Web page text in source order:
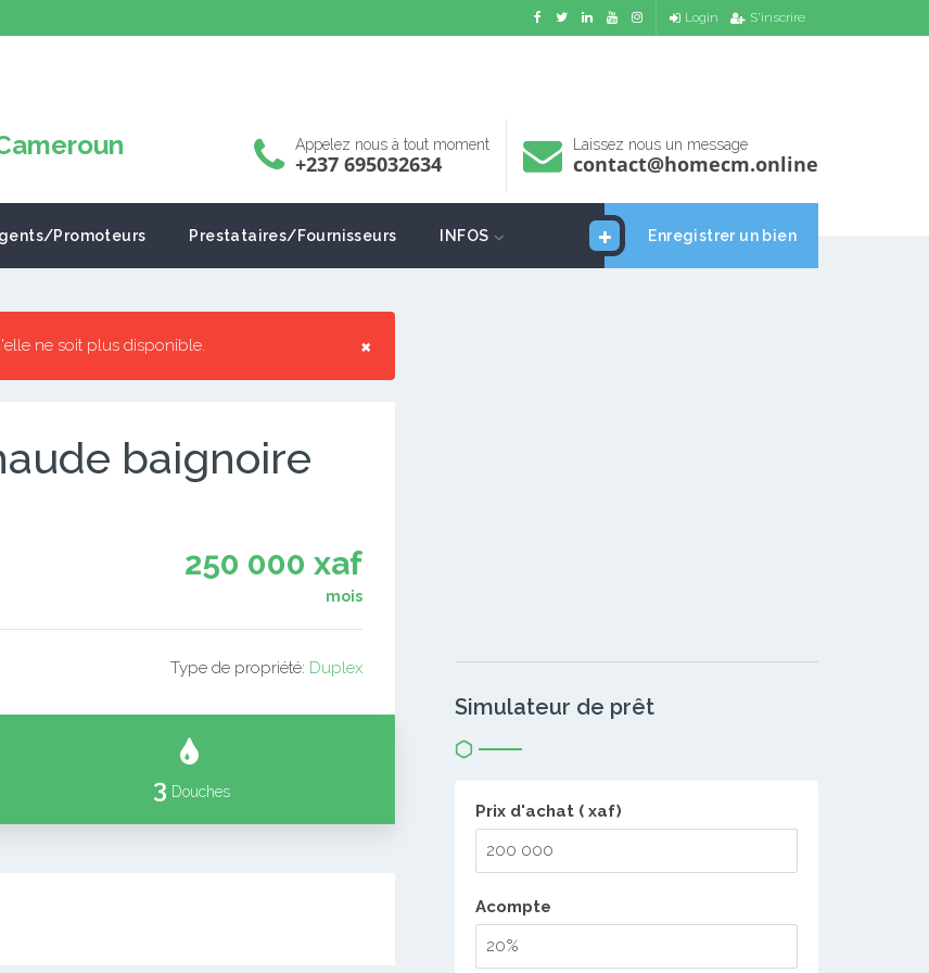
Login S'inscrire
Appelez nous à tout moment
+237 695032634
Laissez nous un message
contact@homecm.online
Enregistrer un bien
Promoteurs Prestataires/Fournisseurs INFOS
×
ne soit plus disponible.
baignoire
250 000 xaf
mois
Type de propriété: Duplex
3 Douches
Simulateur de prêt
Prix d'achat ( xaf)
Acompte